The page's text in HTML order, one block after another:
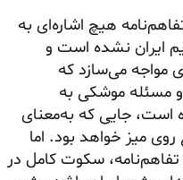
هیچ اشاره‌ای به
ایران نشده است و
مواجه می‌سازد که
مسئله موشکی به
موکول شده است، جایی که به‌معنای
میز خواهد بود. اما
سکوت کامل در